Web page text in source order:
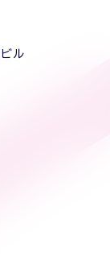
ル